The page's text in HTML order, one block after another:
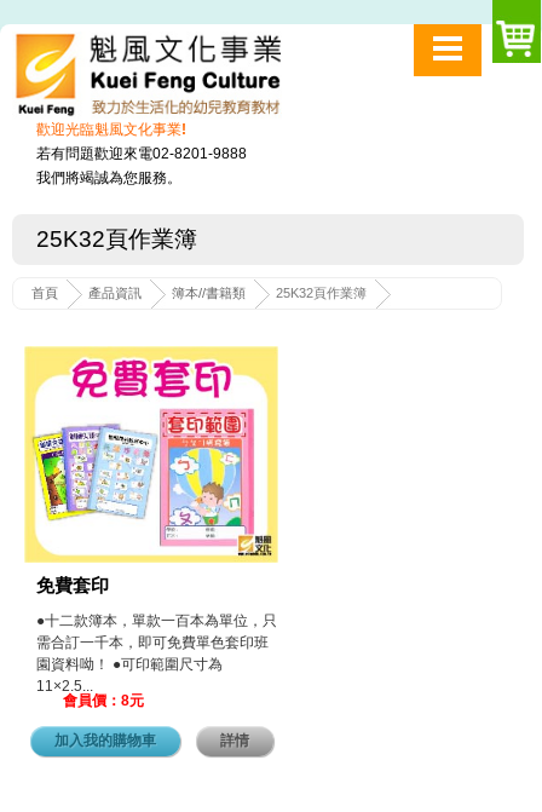
歡迎光臨魁風文化事業!
若有問題歡迎來電02-8201-9888
我們將竭誠為您服務。
25K32頁作業簿
首頁 產品資訊 簿本//書籍類 25K32頁作業簿
免費套印
●十二款簿本，單款一百本為單位，只
需合訂一千本，即可免費單色套印班
園資料呦！ ●可印範圍尺寸為
11×2.5...
會員價：8元
加入我的購物車 詳情